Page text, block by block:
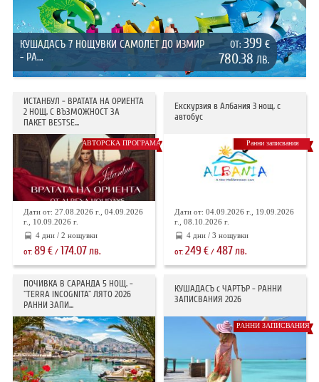
КУШАДАСЪ 7 НОЩУВКИ САМОЛЕТ ДО ИЗМИР
- РА...
ОТ: 399 €
780.38 ЛВ.
ИСТАНБУЛ - ВРАТАТА НА ОРИЕНТА
2 НОЩ. С ВЪЗМОЖНОСТ ЗА
ПАКЕТ BESTSE...
АВТОРСКА ПРОГРАМА
Дати от: 27.08.2026 г., 04.09.2026
г., 10.09.2026 г.
4 дни / 2 нощувки
от: 89 €/ 174.07лв.
Екскурзия в Албания 3 нощ. с
автобус
Ранни записвания
Дати от: 04.09.2026 г., 19.09.2026
г., 08.10.2026 г.
4 дни / 3 нощувки
от:249 € /487лв.
ПОЧИВКА В САРАНДА 5 НОЩ. -
"TERRA INCOGNITA" ЛЯТО 2026
РАННИ ЗАПИ...
КУШАДАСЪ с ЧАРТЪР - РАННИ
ЗАПИСВАНИЯ 2026
РАННИ ЗАПИСВАНИЯ